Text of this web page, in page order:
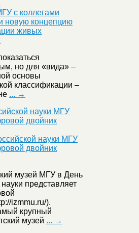
но для «вида» –
основы
классификации –
... →
науки МГУ
двойник
музей МГУ в День
представляет
izmmu.ru/).
крупный
музей ... →